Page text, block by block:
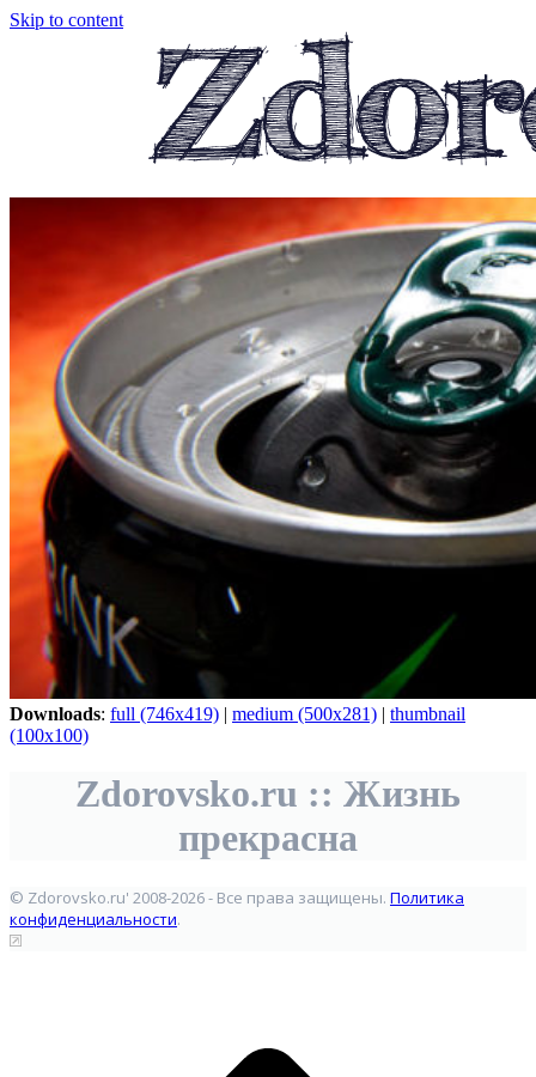
Skip to content
Downloads: full (746x419) | medium (500x281) | thumbnail
(100x100)
Zdorovsko.ru :: Жизнь
прекрасна
© Zdorovsko.ru' 2008-2026 - Все права защищены. Политика
конфиденциальности.